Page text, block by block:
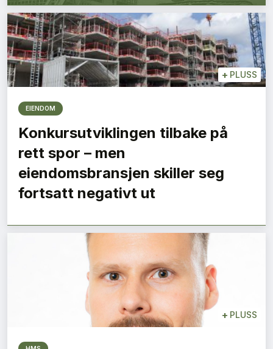
+ PLUSS
EIENDOM
Konkursutviklingen tilbake på
rett spor – men
eiendomsbransjen skiller seg
fortsatt negativt ut
+ PLUSS